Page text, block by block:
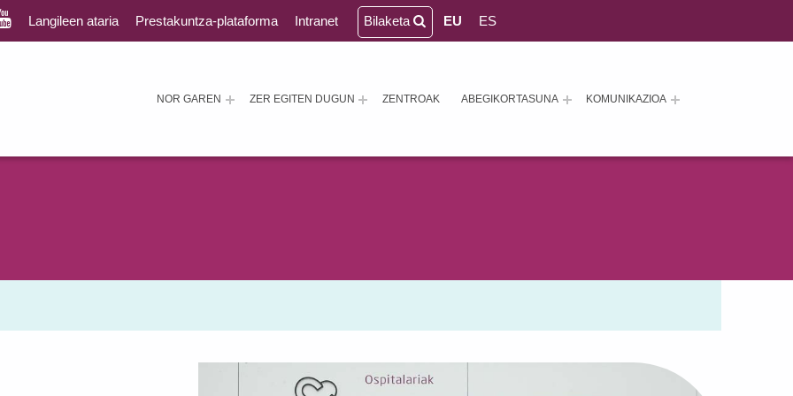
NOR GAREN ZER EGITEN DUGUN ZENTROAK ABEGIKORTASUNA KOMUNIKAZIOA
Langileen ataria Prestakuntza-plataforma Intranet Bilaketa EU ES